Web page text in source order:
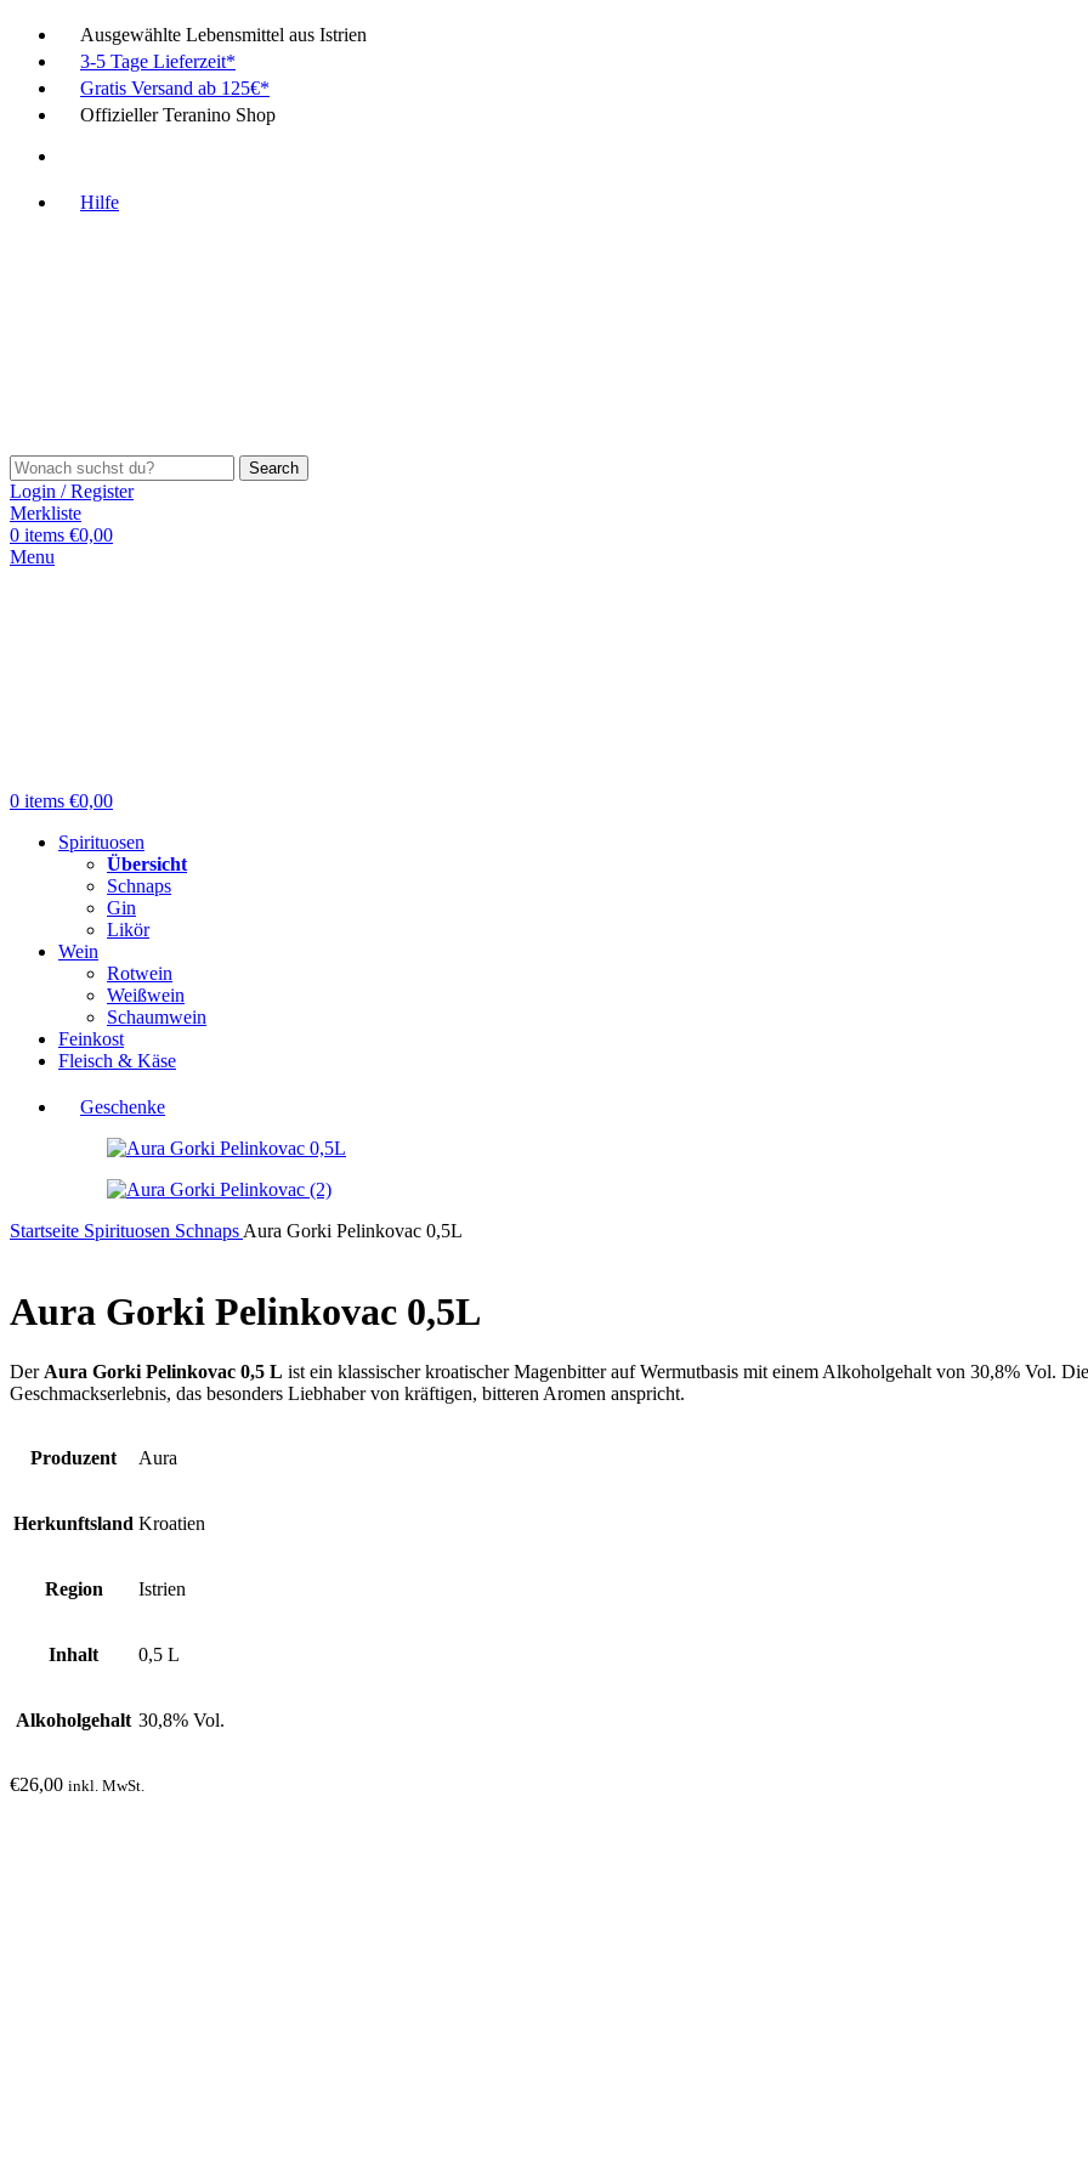
Ausgewählte Lebensmittel aus Istrien
3-5 Tage Lieferzeit*
Gratis Versand ab 125€*
Offizieller Teranino Shop
Hilfe
Search
Login / Register
Merkliste
0 items €0,00
Menu
0 items €0,00
Spirituosen
Übersicht
Schnaps
Gin
Likör
Wein
Rotwein
Weißwein
Schaumwein
Feinkost
Fleisch & Käse
Geschenke
Startseite Spirituosen Schnaps Aura Gorki Pelinkovac 0,5L
Aura Gorki Pelinkovac 0,5L
Der Aura Gorki Pelinkovac 0,5 L ist ein klassischer kroatischer Magenbitter auf Wermutbasis mit einem Alkoholgehalt von 30,8% Vol.
Geschmackserlebnis, das besonders Liebhaber von kräftigen, bitteren Aromen anspricht.
Produzent Aura
Herkunftsland Kroatien
Region Istrien
Inhalt 0,5 L
Alkoholgehalt 30,8% Vol.
€26,00 inkl. MwSt.